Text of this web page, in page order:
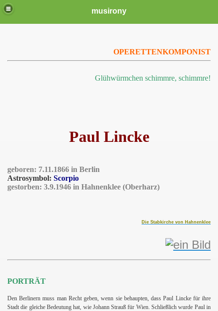
musirony
OPERETTENKOMPONIST
Glühwürmchen schimmre, schimmre!
Paul Lincke
geboren: 7.11.1866 in Berlin
Astrosymbol: Scorpio
gestorben: 3.9.1946 in Hahnenklee (Oberharz)
Die Stabkirche von Hahnenklee
PORTRÄT
Den Berlinern muss man Recht geben, wenn sie behaupten, dass Paul Lincke für ihre
Stadt die gleiche Bedeutung hat, wie Johann Strauß für Wien. Schließlich wurde Paul in